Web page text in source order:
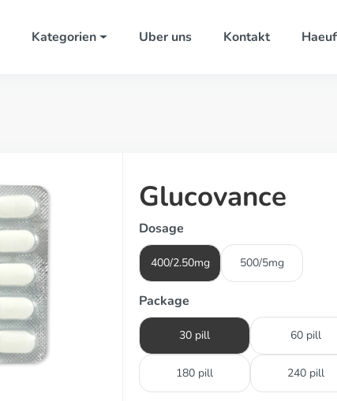
Kategorien Uber uns Kontakt
Glucovance
Dosage
400/2.50mg 500/5mg
Package
30 pill 60 pill
180 pill 240 pill